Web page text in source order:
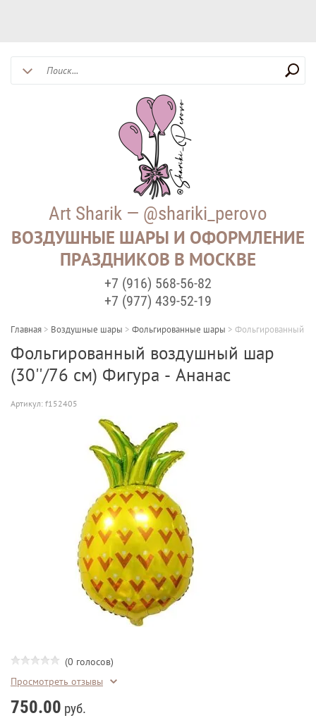
Art Sharik — @shariki_perovo
ВОЗДУШНЫЕ ШАРЫ И ОФОРМЛЕНИЕ
ПРАЗДНИКОВ В МОСКВЕ
+7 (916) 568-56-82
+7 (977) 439-52-19
Главная > Воздушные шары > Фольгированные шары > Фольгированный
Фольгированный воздушный шар
(30''/76 см) Фигура - Ананас
Артикул: f152405
(0 голосов)
Просмотреть отзывы
750.00 руб.